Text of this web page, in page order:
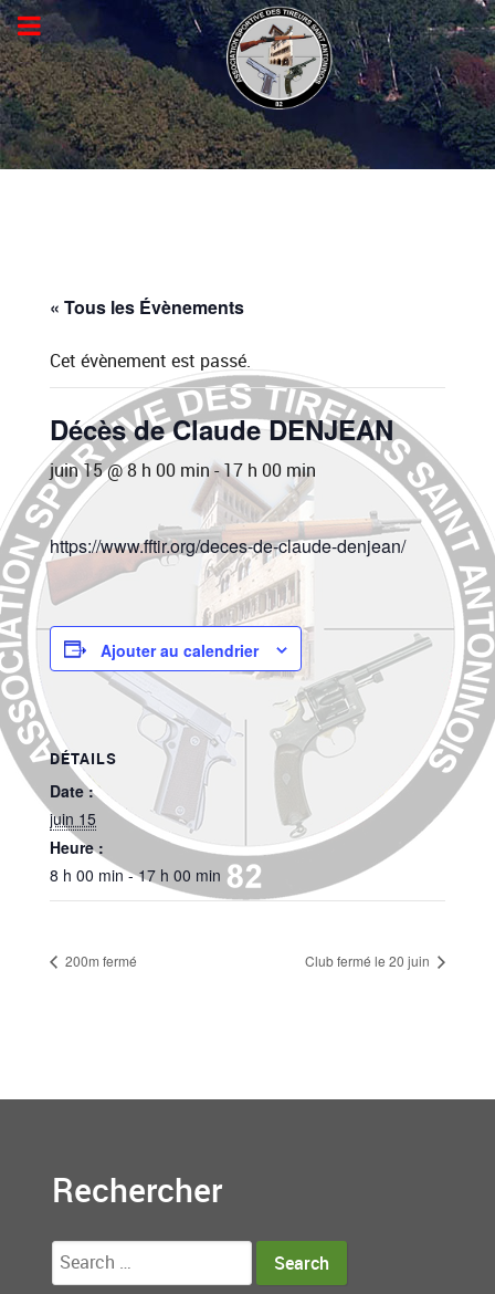
« Tous les Évènements
Cet évènement est passé.
Décès de Claude DENJEAN
juin 15 @ 8 h 00 min-17 h 00 min
https://www.fftir.org/deces-de-claude-denjean/
Ajouter au calendrier
DÉTAILS
Date :
juin 15
Heure :
8 h 00 min - 17 h 00 min
200m fermé Club fermé le 20 juin
Rechercher
Search
for: